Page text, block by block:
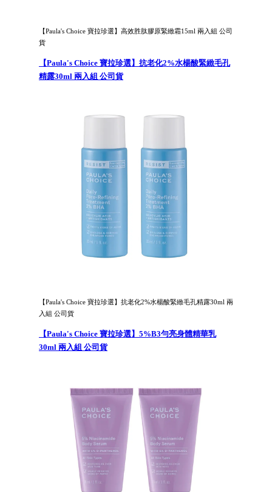
【Paula's Choice 寶拉珍選】高效胜肽膠原緊緻霜15ml 兩入組 公司
貨
【Paula's Choice 寶拉珍選】抗老化2%水楊酸緊緻毛孔
精露30ml 兩入組 公司貨
【Paula's Choice 寶拉珍選】抗老化2%水楊酸緊緻毛孔精露30ml 兩
入組 公司貨
【Paula's Choice 寶拉珍選】5%B3勻亮身體精華乳
30ml 兩入組 公司貨